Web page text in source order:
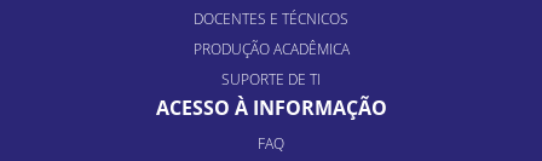
DOCENTES E TÉCNICOS
PRODUÇÃO ACADÊMICA
SUPORTE DE TI
ACESSO À INFORMAÇÃO
FAQ